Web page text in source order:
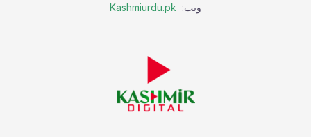
ویب: Kashmiurdu.pk